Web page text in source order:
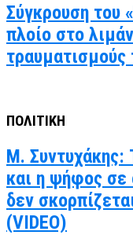
Σύγκρουση του
πλοίο στο
τραυματισμούς
ΠΟΛΙΤΙΚΗ
Μ. Συντυχάκης:
και η ψήφος σε
δεν
(VIDEO)